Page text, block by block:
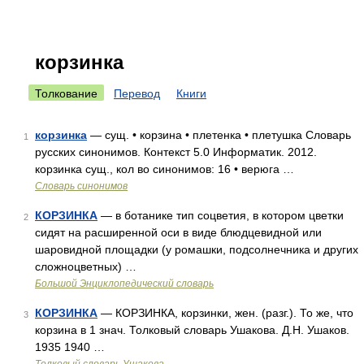
корзинка
Толкование Перевод Книги
1 корзинка — сущ. • корзина • плетенка • плетушка Словарь
русских синонимов. Контекст 5.0 Информатик. 2012.
корзинка сущ., кол во синонимов: 16 • верюга …
Словарь синонимов
2 КОРЗИНКА — в ботанике тип соцветия, в котором цветки
сидят на расширенной оси в виде блюдцевидной или
шаровидной площадки (у ромашки, подсолнечника и других
сложноцветных) …
Большой Энциклопедический словарь
3 КОРЗИНКА — КОРЗИНКА, корзинки, жен. (разг.). То же, что
корзина в 1 знач. Толковый словарь Ушакова. Д.Н. Ушаков.
1935 1940 …